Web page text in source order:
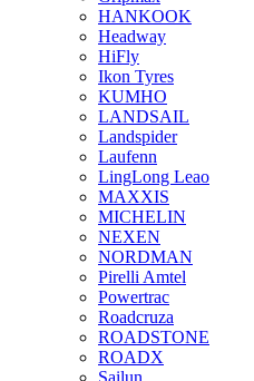
HANKOOK
Headway
HiFly
Ikon Tyres
KUMHO
LANDSAIL
Landspider
Laufenn
LingLong Leao
MAXXIS
MICHELIN
NEXEN
NORDMAN
Pirelli Amtel
Powertrac
Roadcruza
ROADSTONE
ROADX
Sailun